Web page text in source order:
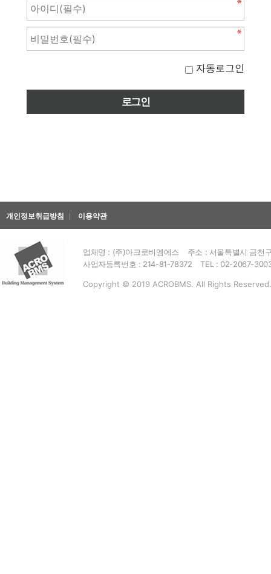
자동로그인
개인정보취급방침 이용약관
업체명 : (주)아크로비엠에스
주소 : 서울특별시 금천
사업자등록번호 : 214-81-78372
TEL : 02-2067-
Copyright © 2019 ACROBMS. All Rights Reserved.